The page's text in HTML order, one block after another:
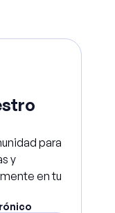
para
y
en tu